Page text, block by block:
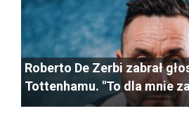
Roberto De Zerbi zabrał
Tottenhamu. "To dla mnie